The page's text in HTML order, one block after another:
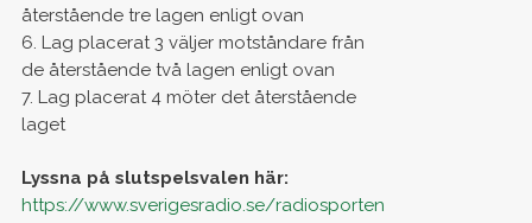
återstående tre lagen enligt ovan
6. Lag placerat 3 väljer motståndare från
de återstående två lagen enligt ovan
7. Lag placerat 4 möter det återstående
laget
Lyssna på slutspelsvalen här:
https://www.sverigesradio.se/radiosporten